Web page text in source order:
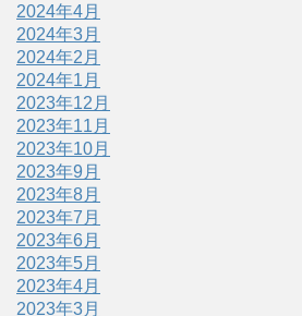
2024年4月
2024年3月
2024年2月
2024年1月
2023年12月
2023年11月
2023年10月
2023年9月
2023年8月
2023年7月
2023年6月
2023年5月
2023年4月
2023年3月